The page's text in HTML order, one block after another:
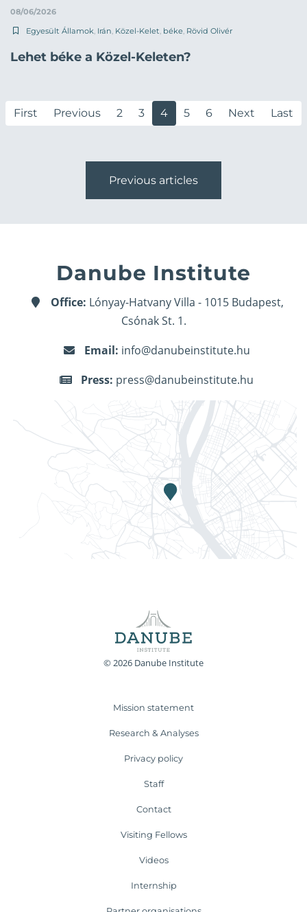
08/06/2026
Egyesült Államok, Irán, Közel-Kelet, béke, Rövid Olivér
Lehet béke a Közel-Keleten?
First Previous 2 3 4 5 6 Next Last
Previous articles
Danube Institute
Office: Lónyay-Hatvany Villa - 1015 Budapest,
Csónak St. 1.
Email: info@danubeinstitute.hu
Press: press@danubeinstitute.hu
© 2026 Danube Institute
Mission statement
Research & Analyses
Privacy policy
Staff
Contact
Visiting Fellows
Videos
Internship